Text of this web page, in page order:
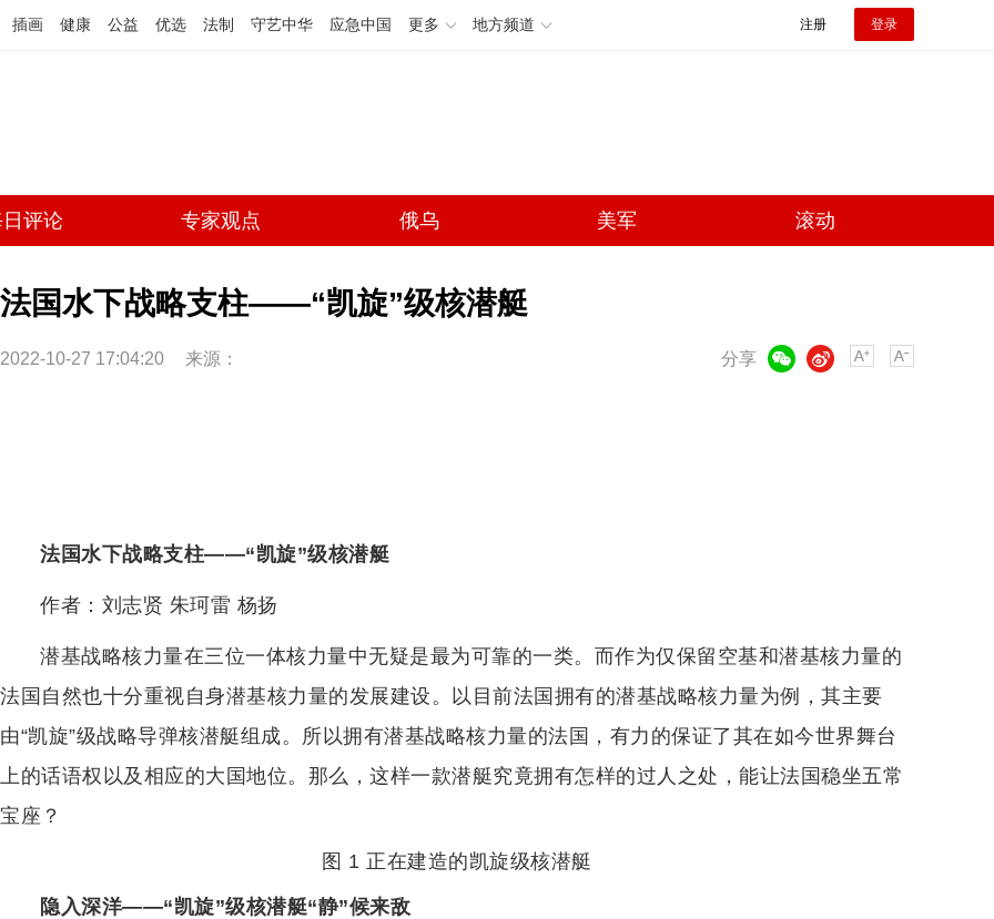
插画 健康 公益 优选 法制 守艺中华 应急中国 更多 地方频道 注册 登录
评论 专家观点 俄乌 美军 滚动
法国水下战略支柱——“凯旋”级核潜艇
2022-10-27 17:04:20 来源： 分享
微博
法国水下战略支柱——“凯旋”级核潜艇
作者：刘志贤 朱珂雷 杨扬
潜基战略核力量在三位一体核力量中无疑是最为可靠的一类。而作为仅保留空基和潜基核力量的
法国自然也十分重视自身潜基核力量的发展建设。以目前法国拥有的潜基战略核力量为例，其主要
由“凯旋”级战略导弹核潜艇组成。所以拥有潜基战略核力量的法国，有力的保证了其在如今世界舞台
上的话语权以及相应的大国地位。那么，这样一款潜艇究竟拥有怎样的过人之处，能让法国稳坐五常
宝座？
图 1 正在建造的凯旋级核潜艇
隐入深洋——“凯旋”级核潜艇“静”候来敌